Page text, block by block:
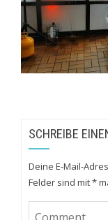
SCHREIBE
Deine E-Mail-
Felder sind mit*